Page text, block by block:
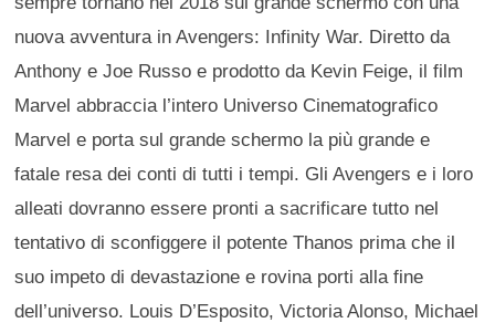
nuova avventura in Avengers: Infinity War. Diretto da
Anthony e Joe Russo e prodotto da Kevin Feige, il film
Marvel abbraccia l’intero Universo Cinematografico
Marvel e porta sul grande schermo la più grande e
fatale resa dei conti di tutti i tempi. Gli Avengers e i loro
alleati dovranno essere pronti a sacrificare tutto nel
tentativo di sconfiggere il potente Thanos prima che il
suo impeto di devastazione e rovina porti alla fine
dell’universo. Louis D’Esposito, Victoria Alonso, Michael